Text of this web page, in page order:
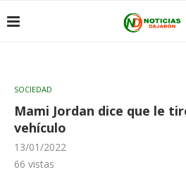
SOCIEDAD
Mami Jordan dice que le
vehículo
13/01/2022
66 vistas